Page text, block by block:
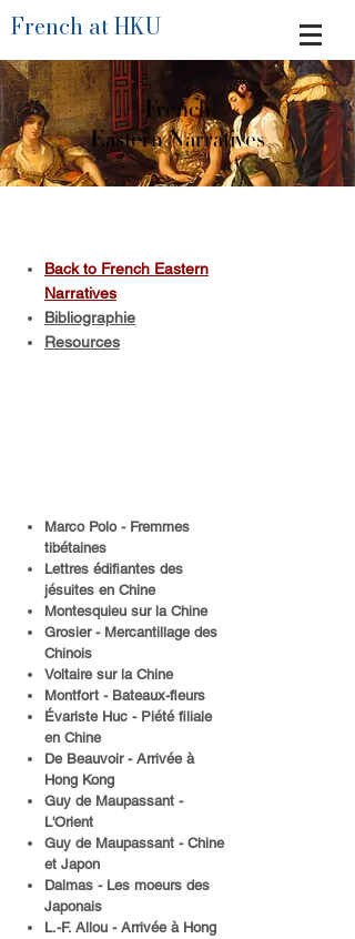
French at HKU
French
Eastern Narratives
Back to French Eastern
Narratives
Bibliographie
Resources
Marco Polo - Fremmes
tibétaines
Lettres édifiantes des
jésuites en Chine
Montesquieu sur la Chine
Grosier - Mercantillage des
Chinois
Voltaire sur la Chine
Montfort - Bateaux-fleurs
Évariste Huc - Piété filiale
en Chine
De Beauvoir - Arrivée à
Hong Kong
Guy de Maupassant -
L'Orient
Guy de Maupassant - Chine
et Japon
Dalmas - Les moeurs des
Japonais
L.-F. Allou - Arrivée à Hong